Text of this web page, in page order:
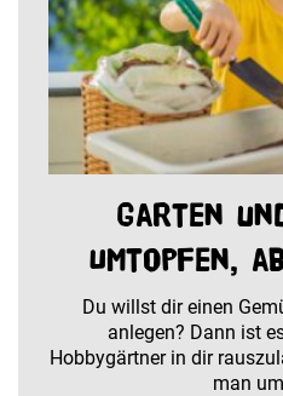
Garten
Umtopfen,
Du willst dir einen
anlegen? Dann ist
Hobbygärtner in dir
man